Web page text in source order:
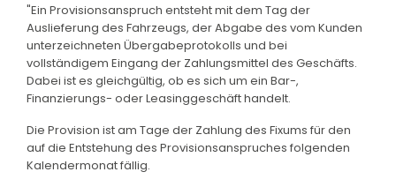
"Ein Provisionsanspruch entsteht mit dem Tag der
Auslieferung des Fahrzeugs, der Abgabe des vom Kunden
unterzeichneten Übergabeprotokolls und bei
vollständigem Eingang der Zahlungsmittel des Geschäfts.
Dabei ist es gleichgültig, ob es sich um ein Bar-,
Finanzierungs- oder Leasinggeschäft handelt.
Die Provision ist am Tage der Zahlung des Fixums für den
auf die Entstehung des Provisionsanspruches folgenden
Kalendermonat fällig.